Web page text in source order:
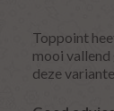
Toppoint
mooi
deze